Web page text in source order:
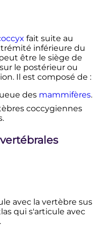
fait suite au
inférieure du
être le siège de
le postérieur ou
Il est composé de :
des mammifères.
coccygiennes
avec la vertèbre sus
qui s'articule avec